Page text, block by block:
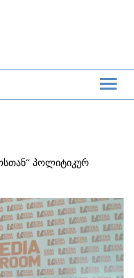
პოლიტიკურ